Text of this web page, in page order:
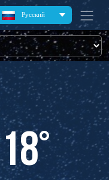
Русский
18°